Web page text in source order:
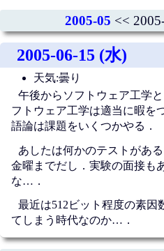
2005-05 <<
2005-06-15 (水)
天気:曇り
午後からソフトウェア工学
フトウェア工学は適当に暇を
語論は課題をいくつかやる．
あしたは何かのテストがあ
金曜までだし．実験の面接
な…．
最近は512ビット程度の素因
てしまう時代なのか…．